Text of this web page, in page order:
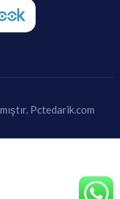
Pctedarik.com